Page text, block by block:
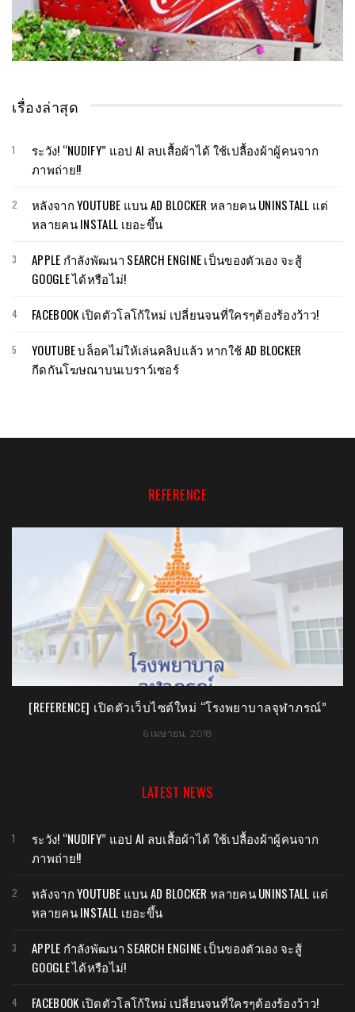
เรื่องล่าสุด
ระวัง! “NUDIFY” แอป AI ลบเสื้อผ้าได้ ใช้เปลื้องผ้าผู้คนจาก
ภาพถ่าย!!
หลังจาก YOUTUBE แบน AD BLOCKER หลายคน UNINSTALL แต่
หลายคน INSTALL เยอะขึ้น
APPLE กำลังพัฒนา SEARCH ENGINE เป็นของตัวเอง จะสู้
GOOGLE ได้หรือไม่!
FACEBOOK เปิดตัวโลโก้ใหม่ เปลี่ยนจนที่ใครๆต้องร้องว้าว!
YOUTUBE บล็อคไม่ให้เล่นคลิปแล้ว หากใช้ AD BLOCKER
กีดกันโฆษณาบนเบราว์เซอร์
REFERENCE
[REFERENCE] เปิดตัวเว็บไซต์ใหม่ “โรงพยาบาลจุฬาภรณ์”
6 เมษายน, 2018
LATEST NEWS
ระวัง! “NUDIFY” แอป AI ลบเสื้อผ้าได้ ใช้เปลื้องผ้าผู้คนจาก
ภาพถ่าย!!
หลังจาก YOUTUBE แบน AD BLOCKER หลายคน UNINSTALL แต่
หลายคน INSTALL เยอะขึ้น
APPLE กำลังพัฒนา SEARCH ENGINE เป็นของตัวเอง จะสู้
GOOGLE ได้หรือไม่!
FACEBOOK เปิดตัวโลโก้ใหม่ เปลี่ยนจนที่ใครๆต้องร้องว้าว!